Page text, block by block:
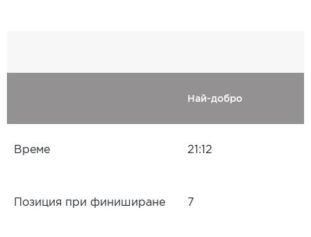
Най-добро
Време 21:12
Позиция при финиширане 7